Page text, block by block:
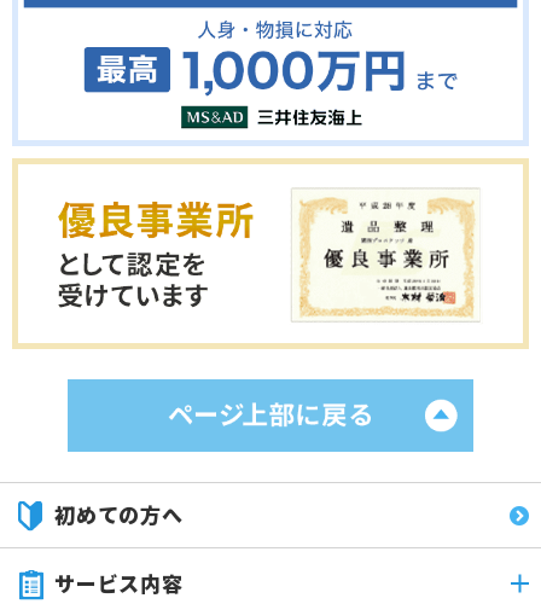
初めての方へ
サービス内容